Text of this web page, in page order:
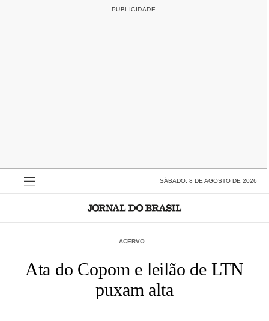
SÁBADO, 8 DE AGOSTO DE 2026
ACERVO
Ata do Copom e leilão de LTN
puxam alta